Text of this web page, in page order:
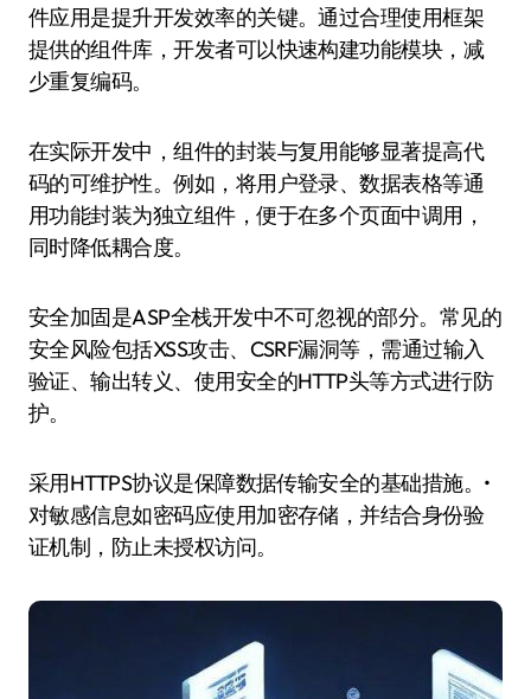
件应用是提升开发效率的关键。通过合理使用框架
提供的组件库，开发者可以快速构建功能模块，减
少重复编码。
在实际开发中，组件的封装与复用能够显著提高代
码的可维护性。例如，将用户登录、数据表格等通
用功能封装为独立组件，便于在多个页面中调用，
同时降低耦合度。
安全加固是ASP全栈开发中不可忽视的部分。常见的
安全风险包括XSS攻击、CSRF漏洞等，需通过输入
验证、输出转义、使用安全的HTTP头等方式进行防
护。
采用HTTPS协议是保障数据传输安全的基础措施。•
对敏感信息如密码应使用加密存储，并结合身份验
证机制，防止未授权访问。